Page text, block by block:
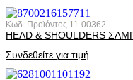
Κωδ. Προϊόντος 11-00362
HEAD & SHOULDERS
Συνδεθείτε για τιμή